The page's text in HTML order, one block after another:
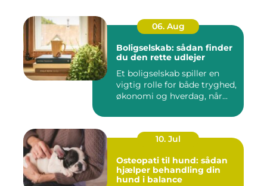
06. Aug
Boligselskab: sådan finder
du den rette udlejer
Et boligselskab spiller en
vigtig rolle for både tryghed,
økonomi og hverdag, når...
10. Jul
Osteopati til hund: sådan
hjælper behandling din
hund i balance